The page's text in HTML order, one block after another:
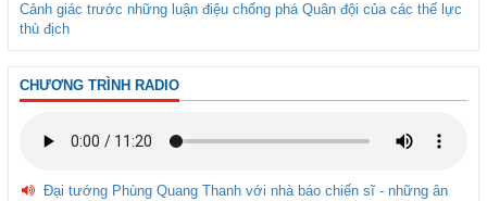
Cảnh giác trước những luận điệu chống phá Quân đội của các thế lực
thù địch
CHƯƠNG TRÌNH RADIO
Đại tướng Phùng Quang Thanh với nhà báo chiến sĩ - những ân